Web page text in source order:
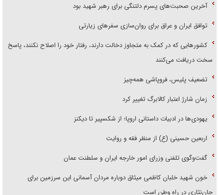
آخرین صحبت‌های پسرم دلتنگی برای رهبر شهید بود
توافق ایران و عراق برای روان‌سازی سفر‌های زیارتی
کشور‌هایی که در کمک به متجاوز دخالت دارند، رفتار خود را اصلاح نکنند، پاسخ
سخت دریافت می‌کنند
تضعیف پلیس، فروپاشی همه‌چیز
زمان شارژ اعتبار کالابرگ تغییر کرد
یهودی‌ها در ادبیات داستانی اروپا؛ از شکسپیر تا دیکنز
اربعین حسینی (ع) از منظر فقه و روایت
گفت‌وگوی تلفنی وزرای امور خارجه ایران و سلطنت عمان
خون شهید خلبان کاظمی میثاق دوباره مردان آسمانی این سرزمین برای
جان‌نثاری در راه وطن است